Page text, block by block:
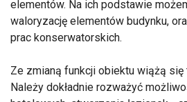
elementów. Na ich podstawie
waloryzację elementów budynku,
prac konserwatorskich.
Ze zmianą funkcji obiektu wiążą
Należy dokładnie rozważyć